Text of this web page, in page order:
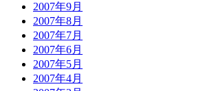
2007年9月
2007年8月
2007年7月
2007年6月
2007年5月
2007年4月